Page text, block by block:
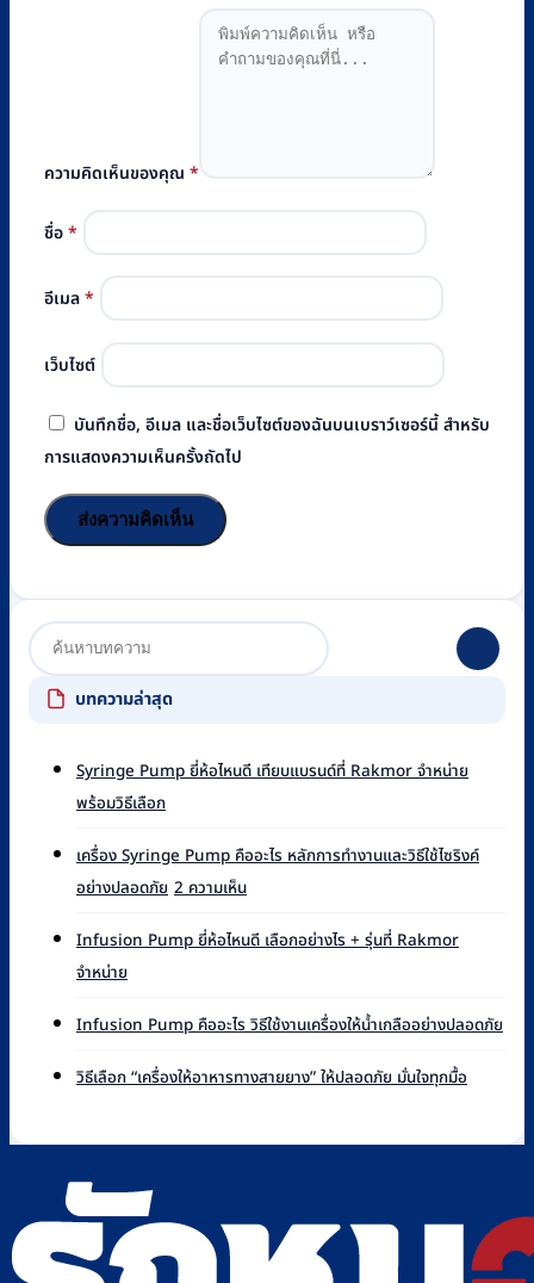
ความคิดเห็นของคุณ *
ชื่อ*
อีเมล*
เว็บไซต์
บันทึกชื่อ, อีเมล และชื่อเว็บไซต์ของฉันบนเบราว์เซอร์นี้ สำหรับ
การแสดงความเห็นครั้งถัดไป
บทความล่าสุด
Syringe Pump ยี่ห้อไหนดี เทียบแบรนด์ที่ Rakmor จำหน่าย
พร้อมวิธีเลือกไม่มี
เห็น
บน
Syringe
ยี่ห้อ
แบรนด์
Rakmor
เครื่อง Syringe Pump คืออะไร หลักการทำงานและวิธีใช้ไซริงค์
อย่างปลอดภัย 2 ความเห็นบน
Syringe
Pump
หลัก
ทำงาน
ใช้
ปลอดภัย
Infusion Pump ยี่ห้อไหนดี เลือกอย่างไร + รุ่นที่ Rakmor
จำหน่าย
เห็น
บน
Infusion
Pump
อย่างไร
+
Infusion Pump คืออะไร วิธีใช้งานเครื่องให้น้ำเกลืออย่างปลอดภัย
งาน
วิธีเลือก “เครื่องให้อาหารทางสายยาง” ให้ปลอดภัย มั่นใจทุกมื้อ
บน
“เครื่อง
อาหาร